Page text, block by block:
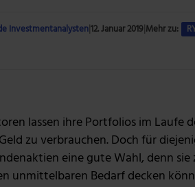
Investmentanalysten12. Januar 2019 Mehr zu:
lassen ihre Portfolios im Laufe
zu verbrauchen. Doch für
eine gute Wahl, denn sie
unmittelbaren Bedarf decken